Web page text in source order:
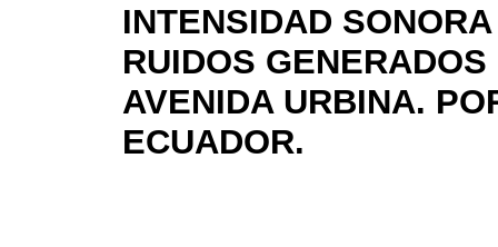
INTENSIDAD
RUIDOS
AVENIDA URBINA.
ECUADOR.